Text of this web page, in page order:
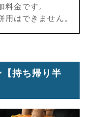
金です。
はできません。
【持ち帰り半